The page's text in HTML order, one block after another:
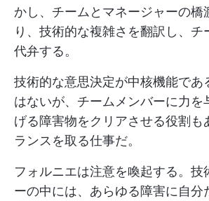
かし、チームとマネージャーの橋
り、技術的な複雑さを翻訳し、チ
代弁する。
技術的な意思決定が中核機能であ
はないが、チームメンバーに力を
げる障害物をクリアさせる役割も
ランスを取る仕事だ。
フォルニエは注意を喚起する。技
ーの中には、あらゆる障害に自分